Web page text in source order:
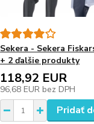
Sekera - Sekera
+ 2 ďalšie produkty
118,92 EUR
96,68 EUR bez DPH
Pridať